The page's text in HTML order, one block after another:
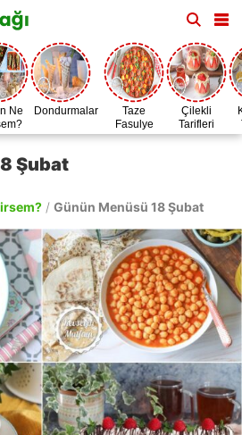
Ne
Dondurmalar
Taze
Fasulye
Zamanı
Çilekli
Tarifleri
Şubat
/ Günün Menüsü 18 Şubat